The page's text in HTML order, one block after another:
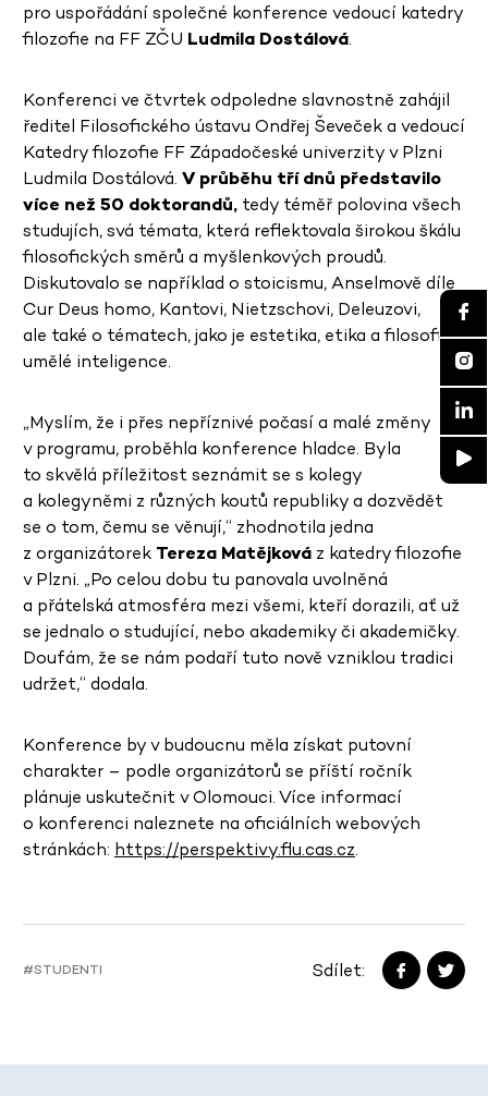
pro uspořádání společné konference vedoucí katedry
filozofie na FF ZČU Ludmila Dostálová.
Konferenci ve čtvrtek odpoledne slavnostně zahájil
ředitel Filosofického ústavu Ondřej Ševeček a vedoucí
Katedry filozofie FF Západočeské univerzity v Plzni
Ludmila Dostálová. V průběhu tří dnů představilo
více než 50 doktorandů, tedy téměř polovina všech
studujích, svá témata, která reflektovala širokou škálu
filosofických směrů a myšlenkových proudů.
Diskutovalo se například o stoicismu, Anselmově díle
Cur Deus homo, Kantovi, Nietzschovi, Deleuzovi,
ale také o tématech, jako je estetika, etika a filosofie
umělé inteligence.
„Myslím, že i přes nepříznivé počasí a malé změny
v programu, proběhla konference hladce. Byla
to skvělá příležitost seznámit se s kolegy
a kolegyněmi z různých koutů republiky a dozvědět
se o tom, čemu se věnují,“ zhodnotila jedna
z organizátorek Tereza Matějková z katedry filozofie
v Plzni. „Po celou dobu tu panovala uvolněná
a přátelská atmosféra mezi všemi, kteří dorazili, ať už
se jednalo o studující, nebo akademiky či akademičky.
Doufám, že se nám podaří tuto nově vzniklou tradici
udržet,“ dodala.
Konference by v budoucnu měla získat putovní
charakter – podle organizátorů se příští ročník
plánuje uskutečnit v Olomouci.Více informací
o konferenci naleznete na oficiálních webových
stránkách: https://perspektivy.flu.cas.cz.
#STUDENTI Sdílet: